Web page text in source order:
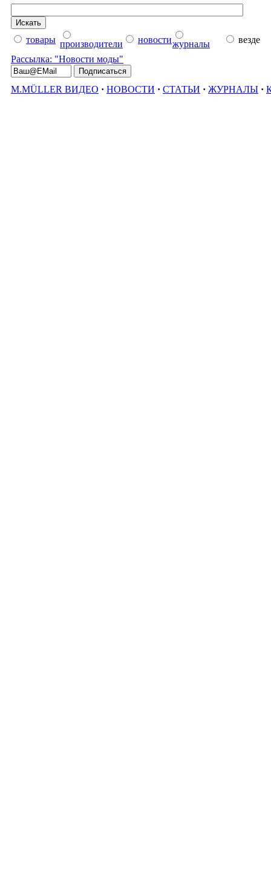
товары производители новостижурналы
везде
Рассылка: "Новости моды"
M.MÜLLER ВИДЕО · НОВОСТИ · СТАТЬИ · ЖУРНАЛЫ ·